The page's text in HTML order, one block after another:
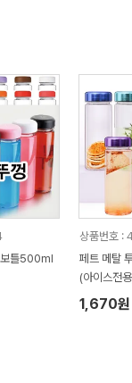
보틀500ml
상품번호
페트 메탈
(아이스전
1,670원